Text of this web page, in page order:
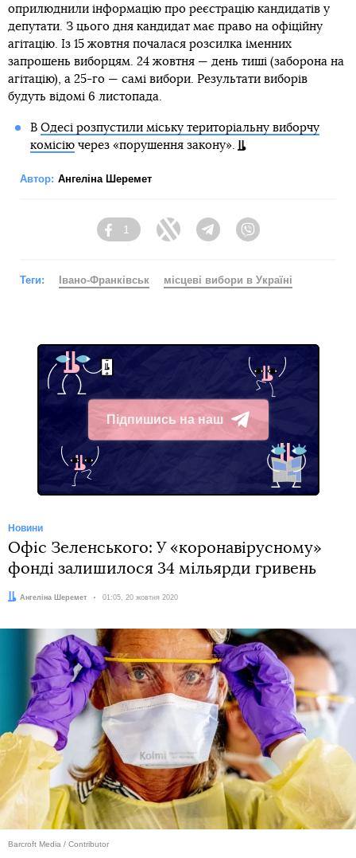
оприлюднили інформацію про реєстрацію кандидатів у
депутати. З цього дня кандидат має право на офіційну
агітацію. Із 15 жовтня почалася розсилка іменних
запрошень виборцям. 24 жовтня — день тиші (заборона на
агітацію), а 25-го — самі вибори. Результати виборів
будуть відомі 6 листопада.
В Одесі розпустили міську територіальну виборчу
комісіючерез «порушення закону».
Автор: Ангеліна Шеремет
Facebook
1
Twitter Telegram
Теги: Івано-Франківськ місцеві вибори в Україні
Підпишись на наш
Telegram
Новини
Офіс Зеленського: У «коронавірусному»
фонді залишилося 34 мільярди гривень
Автор:
Ангеліна Шеремет Дата:
01:05, 20 жовтня 2020
Barcroft Media / Contributor